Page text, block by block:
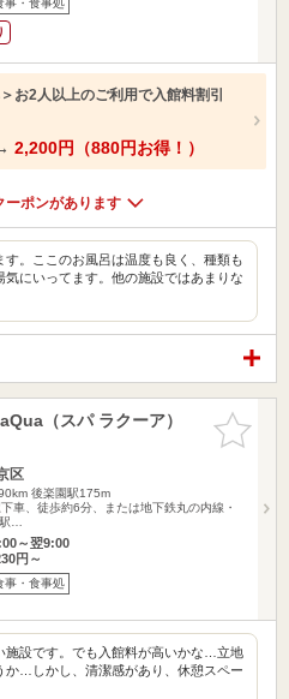
事・食事処
お2人以上のご利用で入館料割引
2,200円（880円お得！）
ーポンがあります
す。ここのお風呂は温度も良く、種類も
気にいってます。他の施設ではあまりな
お気に入
りに追加
（スパ ラクーア）
区
後楽園駅175m
車、徒歩約6分、または地下鉄丸の内線・
…
～翌9:00
円～
事・食事処
施設です。でも入館料が高いかな…立地
か…しかし、清潔感があり、休憩スペー